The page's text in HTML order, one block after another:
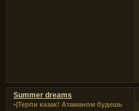
Summer dreams
•|Терпи казак! Атаманом будешь